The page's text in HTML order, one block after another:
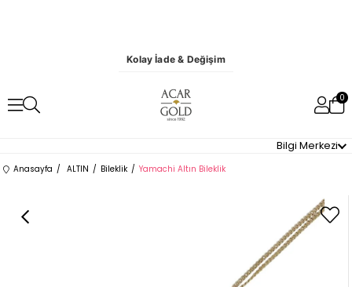
Kolay İade & Değişim
0
Bilgi Merkezi
Anasayfa ALTIN Bileklik Yamachi Altın Bileklik